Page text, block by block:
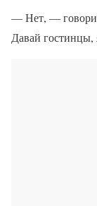
— Нет, —
Давай гостинцы,